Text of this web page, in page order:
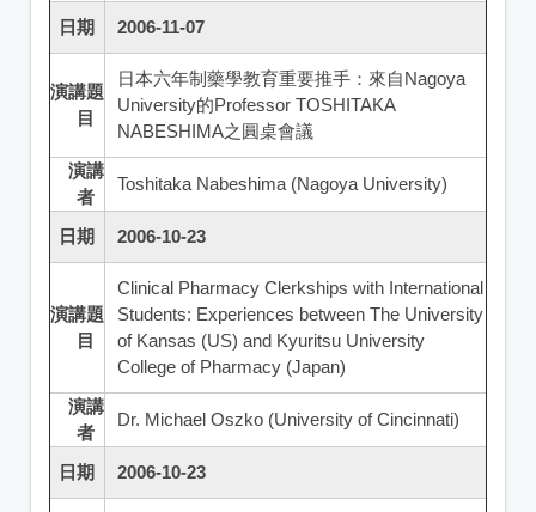
日期 2006-11-07
演講題
目
日本六年制藥學教育重要推手：來自Nagoya
University的Professor TOSHITAKA
NABESHIMA之圓桌會議
演講
者
Toshitaka Nabeshima (Nagoya University)
日期 2006-10-23
演講題
目
Clinical Pharmacy Clerkships with International
Students: Experiences between The University
of Kansas (US) and Kyuritsu University
College of Pharmacy (Japan)
演講
者
Dr. Michael Oszko (University of Cincinnati)
日期 2006-10-23